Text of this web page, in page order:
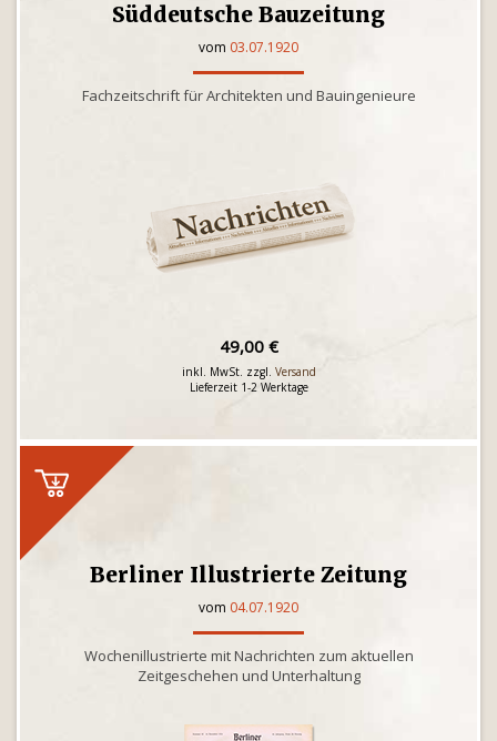
Süddeutsche Bauzeitung
vom 03.07.1920
Fachzeitschrift für Architekten und Bauingenieure
49,00 €
inkl. MwSt. zzgl. Versand
Lieferzeit 1-2 Werktage
Berliner Illustrierte Zeitung
vom 04.07.1920
Wochenillustrierte mit Nachrichten zum aktuellen
Zeitgeschehen und Unterhaltung